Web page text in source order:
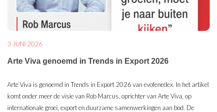
3 JUNI 2026
Arte Viva genoemd in Trends in Export 2026
Arte Viva is genoemd in Trends in Export 2026 van evofenedex. In het artikel
komt onder meer de visie van Rob Marcus, oprichter van Arte Viva, op
internationale groei, export en duurzame samenwerkingen aan bod. De